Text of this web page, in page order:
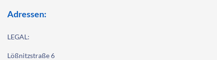
Adressen:
LEGAL:
Lößnitzstraße 6